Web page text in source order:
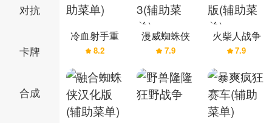
对抗
卡牌
合成
冷血射手重
制版(辅助菜
单)
8.2
漫威蜘蛛侠
迈尔斯3(辅助
菜单)
7.9
火柴人战争
打击汉化版
(辅助菜单)
7.9